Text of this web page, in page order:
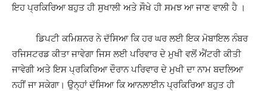
ਇਹ ਪ੍ਰਕਿਰਿਆ ਬਹੁਤ ਹੀ ਸੁਖਾਲੀ ਅਤੇ ਸੌਖੇ ਹੀ ਸਮਝ ਆ ਜਾਣ ਵਾਲੀ ਹੈ ।
ਡਿਪਟੀ ਕਮਿਸ਼ਨਰ ਨੇ ਦੱਸਿਆ ਕਿ ਹਰ ਘਰ ਲਈ ਇਕ ਮੋਬਾਇਲ ਨੰਬਰ
ਰਜਿਸਟਰਡ ਕੀਤਾ ਜਾਵੇਗਾ ਜਿਸ ਲਈ ਪਰਿਵਾਰ ਦੇ ਮੁਖੀ ਵਲੋਂ ਐਂਟਰੀ ਕੀਤੀ
ਜਾਵੇਗੀ ਅਤੇ ਇਸ ਪ੍ਰਕਿਰਿਆ ਦੌਰਾਨ ਪਰਿਵਾਰ ਦੇ ਮੁਖੀ ਦਾ ਨਾਮ ਬਦਲਿਆ
ਨਹੀਂ ਜਾ ਸਕੇਗਾ। ਉਨ੍ਹਾਂ ਦੱਸਿਆ ਕਿ ਆਨਲਾਈਨ ਪ੍ਰਕਿਰਿਆ ਬਹੁਤ ਹੀ